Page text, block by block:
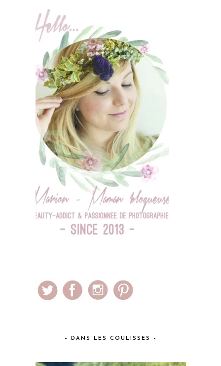
– DANS LES COULISSES –